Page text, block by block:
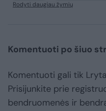
Rodyti daugiau žymių
Komentuoti po šiuo
Komentuoti gali tik
Prisijunkite prie
bendruomenės ir